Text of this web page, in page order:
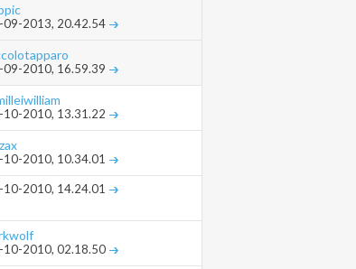
09-2013, 20.42.54
09-2010, 16.59.39
10-2010, 13.31.22
10-2010, 10.34.01
10-2010, 14.24.01
10-2010, 02.18.50